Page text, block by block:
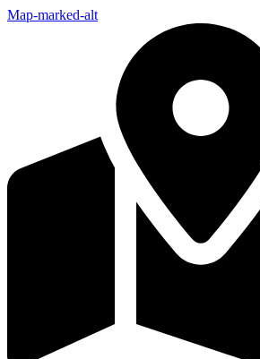
Map-marked-alt